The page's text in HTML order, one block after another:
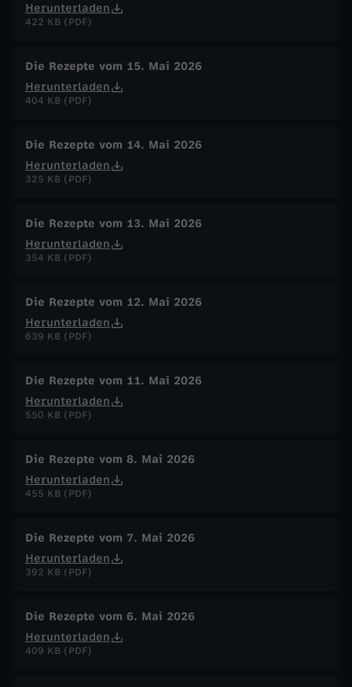
Herunterladen
422 KB (PDF)
Die Rezepte vom 15. Mai 2026
Herunterladen
404 KB (PDF)
Die Rezepte vom 14. Mai 2026
Herunterladen
325 KB (PDF)
Die Rezepte vom 13. Mai 2026
Herunterladen
354 KB (PDF)
Die Rezepte vom 12. Mai 2026
Herunterladen
639 KB (PDF)
Die Rezepte vom 11. Mai 2026
Herunterladen
550 KB (PDF)
Die Rezepte vom 8. Mai 2026
Herunterladen
455 KB (PDF)
Die Rezepte vom 7. Mai 2026
Herunterladen
392 KB (PDF)
Die Rezepte vom 6. Mai 2026
Herunterladen
409 KB (PDF)